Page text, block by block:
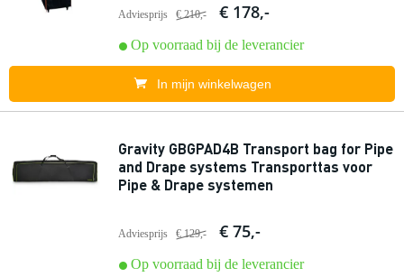
Adviesprijs € 210,- € 178,-
Op voorraad bij de leverancier
In mijn winkelwagen
Gravity GBGPAD4B Transport bag for Pipe
and Drape systems Transporttas voor
Pipe & Drape systemen
Adviesprijs € 129,- € 75,-
Op voorraad bij de leverancier